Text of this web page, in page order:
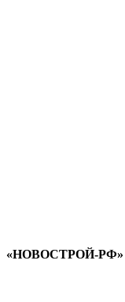
«НОВОСТРОЙ-РФ»